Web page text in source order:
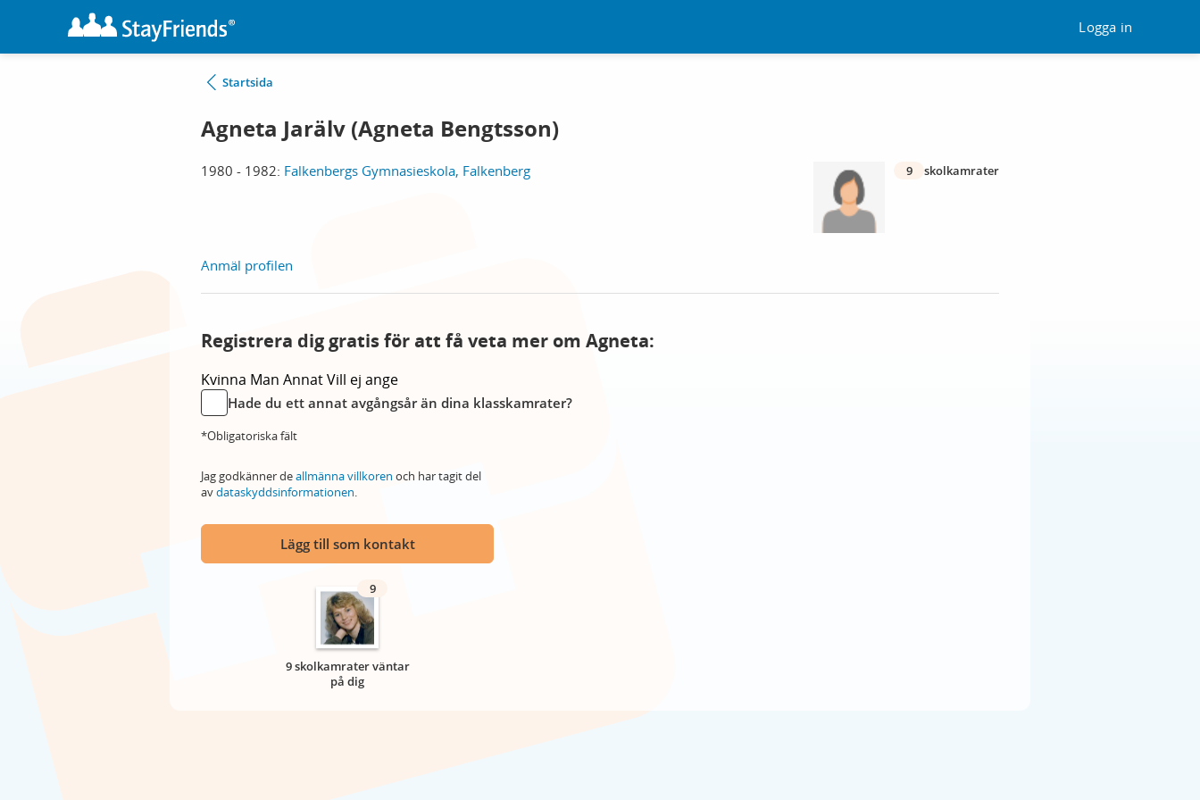
Logga in
Startsida
Agneta Jarälv (Agneta Bengtsson)
1980 - 1982: Falkenbergs Gymnasieskola, Falkenberg 9 skolkamrater
Anmäl profilen
Registrera dig gratis för att få veta mer om Agneta:
Kvinna Man AnnatVill ej ange
Hade du ett annat avgångsår än dina klasskamrater?
*Obligatoriska fält
Jag godkänner deallmänna villkoren och har tagit del
avdataskyddsinformationen.
Lägg till som kontakt
9
9 skolkamrater väntar
på dig